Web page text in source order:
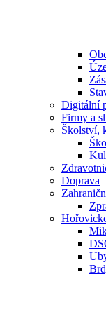
Digitální
Firmy a
Školství,
Doprava